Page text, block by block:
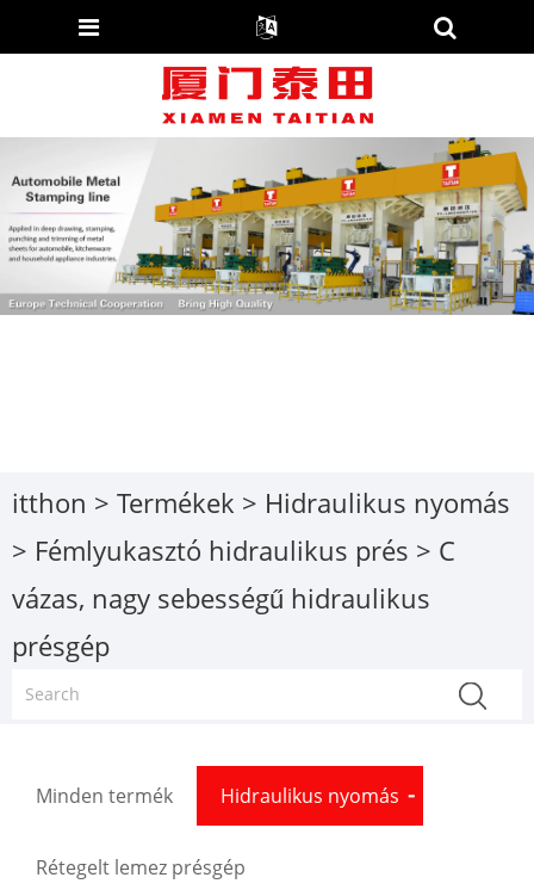
itthon > Termékek > Hidraulikus nyomás
> Fémlyukasztó hidraulikus prés > C
vázas, nagy sebességű hidraulikus
présgép
Minden termék Hidraulikus nyomás
Rétegelt lemez présgép